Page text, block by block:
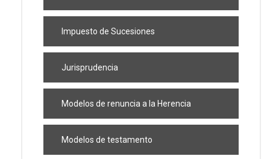
Impuesto de Sucesiones
Jurisprudencia
Modelos de renuncia a la Herencia
Modelos de testamento